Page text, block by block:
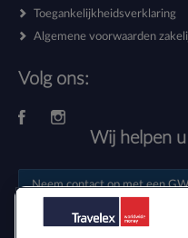
Toegankelijkheidsverklaring
Algemene voorwaarden
Volg ons:
Wij helpen
Neem contact op met een